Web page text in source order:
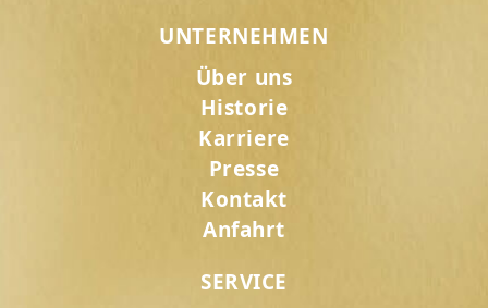
UNTERNEHMEN
Über uns
Historie
Karriere
Presse
Kontakt
Anfahrt
SERVICE